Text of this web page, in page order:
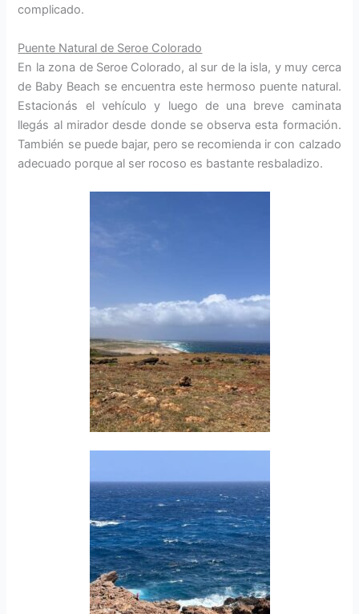
complicado.
Puente Natural de Seroe Colorado
En la zona de Seroe Colorado, al sur de la isla, y muy cerca
de Baby Beach se encuentra este hermoso puente natural.
Estacionás el vehículo y luego de una breve caminata
llegás al mirador desde donde se observa esta formación.
También se puede bajar, pero se recomienda ir con calzado
adecuado porque al ser rocoso es bastante resbaladizo.